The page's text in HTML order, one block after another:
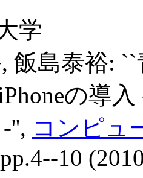
学
飯島泰裕:
の導
'', コンピュ
10